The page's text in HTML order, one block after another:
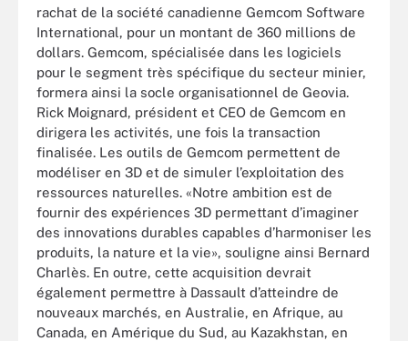
rachat de la société canadienne Gemcom Software
International, pour un montant de 360 millions de
dollars. Gemcom, spécialisée dans les logiciels
pour le segment très spécifique du secteur minier,
formera ainsi la socle organisationnel de Geovia.
Rick Moignard, président et CEO de Gemcom en
dirigera les activités, une fois la transaction
finalisée. Les outils de Gemcom permettent de
modéliser en 3D et de simuler l’exploitation des
ressources naturelles. «Notre ambition est de
fournir des expériences 3D permettant d’imaginer
des innovations durables capables d’harmoniser les
produits, la nature et la vie», souligne ainsi Bernard
Charlès. En outre, cette acquisition devrait
également permettre à Dassault d’atteindre de
nouveaux marchés, en Australie, en Afrique, au
Canada, en Amérique du Sud, au Kazakhstan, en